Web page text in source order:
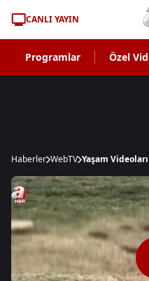
CANLI YAYIN
Programlar Özel
Haberler WebTV Yaşam Videoları